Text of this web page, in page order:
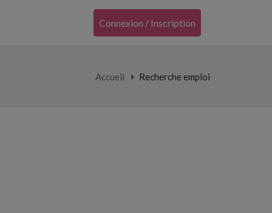
Connexion / Inscription
Accueil Recherche emploi